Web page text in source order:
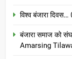
विश्व बंजारा
बंजारा समाज को
Amarsing